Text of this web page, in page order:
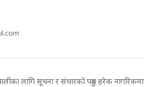
लागि सूचना र संचारको पहुच हरेक नागरिकमा